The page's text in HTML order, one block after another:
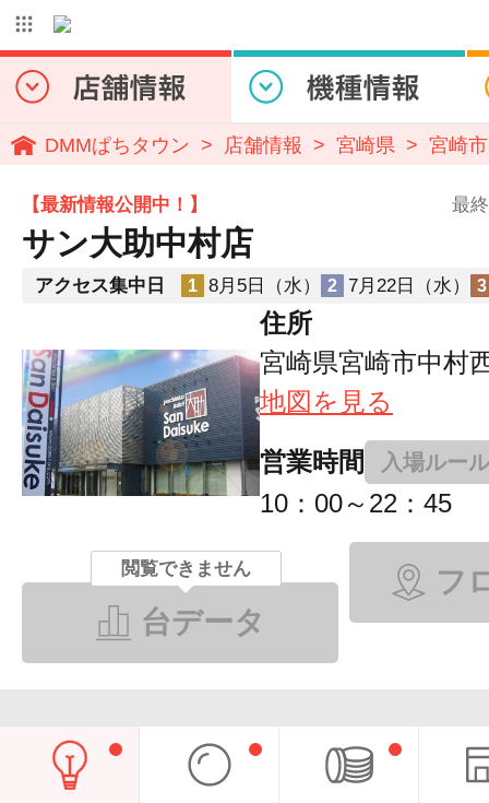
DMMぱちタウン 店舗情報 宮崎県 宮崎市
【最新情報公開中！】
サン大助中村店
最
アクセス集中日 1 8月5日（水） 2 7月22日（水） 3
住所
宮崎県宮崎市中村
地図を見る
営業時間 入場ルール
10：00～22：45
閲覧できません
台データ
フ